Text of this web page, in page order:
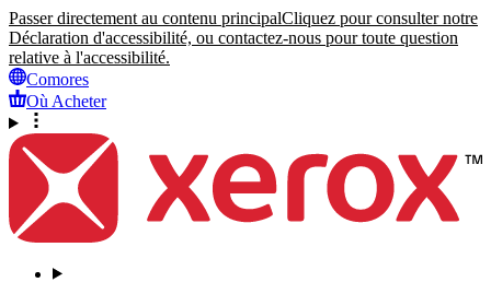
Passer directement au contenu principalCliquez pour consulter notre
Déclaration d'accessibilité, ou contactez-nous pour toute question
relative à l'accessibilité.
Comores
Où Acheter